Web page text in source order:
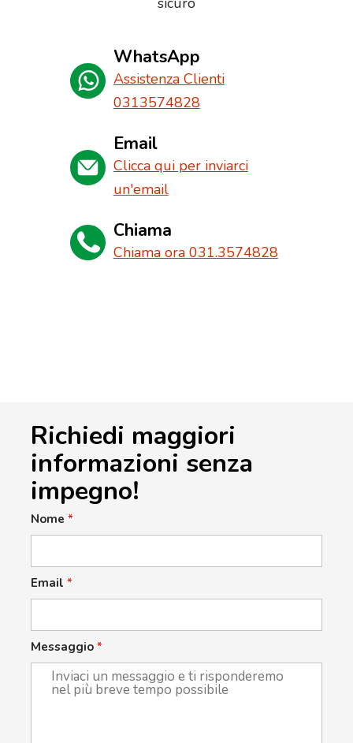
WhatsApp
Assistenza Clienti
0313574828
Email
Clicca qui per inviarci
un'email
Chiama
Chiama ora 031.3574828
Richiedi maggiori
informazioni senza
impegno!
Nome *
Email *
Messaggio *